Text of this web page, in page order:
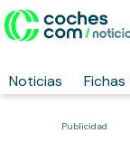
Noticias Fichas
Publicidad